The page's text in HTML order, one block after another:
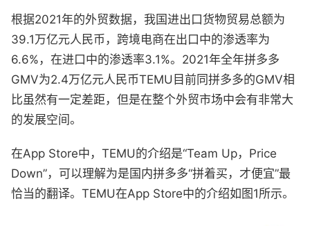
根据2021年的外贸数据，我国进出口货物贸易总额为
39.1万亿元人民币，跨境电商在出口中的渗透率为
6.6%，在进口中的渗透率3.1%。2021年全年拼多多
GMV为2.4万亿元人民币TEMU目前同拼多多的GMV相
比虽然有一定差距，但是在整个外贸市场中会有非常大
的发展空间。
在App Store中，TEMU的介绍是“Team Up，Price
Down”，可以理解为是国内拼多多“拼着买，才便宜”最
恰当的翻译。TEMU在App Store中的介绍如图1所示。